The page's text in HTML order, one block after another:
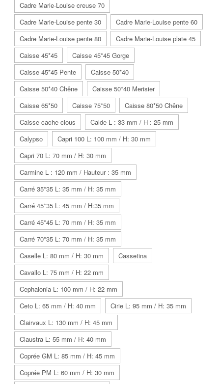
Cadre Marie-Louise creuse 70
Cadre Marie-Louise pente 30
Cadre Marie-Louise pente 60
Cadre Marie-Louise pente 80
Cadre Marie-Louise plate 45
Caisse 45*45
Caisse 45*45 Gorge
Caisse 45*45 Pente
Caisse 50*40
Caisse 50*40 Chêne
Caisse 50*40 Merisier
Caisse 65*50
Caisse 75*50
Caisse 80*50 Chêne
Caisse cache-clous
Calde L : 33 mm / H : 25 mm
Calypso
Capri 100 L: 100 mm / H: 30 mm
Capri 70 L: 70 mm / H: 30 mm
Carmine L : 120 mm / Hauteur : 35 mm
Carré 35*35 L: 35 mm / H: 35 mm
Carré 45*35 L: 45 mm / H:35 mm
Carré 45*45 L: 70 mm / H: 35 mm
Carré 70*35 L: 70 mm / H: 35 mm
Caselle L: 80 mm / H: 30 mm
Cassetina
Cavallo L: 75 mm / H: 22 mm
Cephalonia L: 100 mm / H: 22 mm
Ceto L: 65 mm / H: 40 mm
Cirie L: 95 mm / H: 35 mm
Clairvaux L: 130 mm / H: 45 mm
Claustra L: 55 mm / H: 40 mm
Coprée GM L: 85 mm / H: 45 mm
Coprée PM L: 60 mm / H: 30 mm